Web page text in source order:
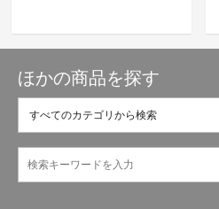
ほかの商品を探す